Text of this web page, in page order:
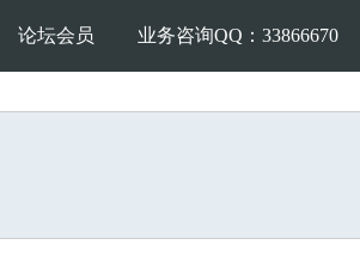
论坛会员 业务咨询QQ：33866670